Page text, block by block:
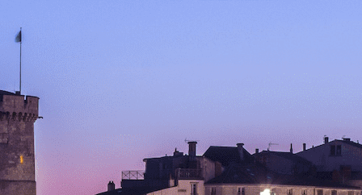
Menu
Ajoutez un logo, un bouton, des réseaux sociaux
Cliquez pour éditer